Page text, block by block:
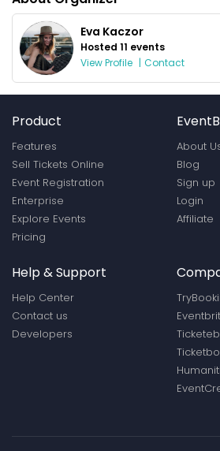
Eva Kaczor
Hosted 11 events
View Profile | Contact
Product
Features
Sell Tickets Online
Event Registration
Enterprise
Explore Events
Pricing
About
Blog
Sign up
Login
Affiliate
Help & Support
Help Center
Contact us
Developers